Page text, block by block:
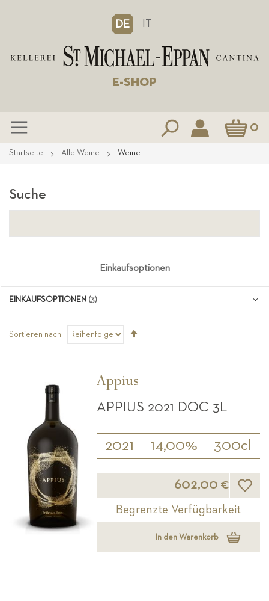
DE IT
E-SHOP
Mein 0
Zum
Startseite Alle Weine Weine
Sortieren nach
Appius
APPIUS 2021 DOC 3L
2021 14,00% 300cl
602,00 €
Begrenzte Verfügbarkeit
In den Warenkorb
Suche
Einkaufsoptionen
EINKAUFSOPTIONEN